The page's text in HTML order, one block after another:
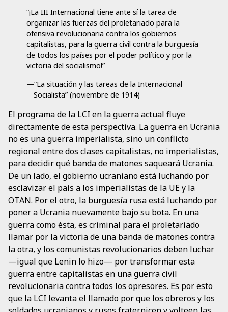
“¡La III Internacional tiene ante sí la tarea de
organizar las fuerzas del proletariado para la
ofensiva revolucionaria contra los gobiernos
capitalistas, para la guerra civil contra la burguesía
de todos los países por el poder político y por la
victoria del socialismo!”
—“La situación y las tareas de la Internacional
Socialista” (noviembre de 1914)
El programa de la LCI en la guerra actual fluye
directamente de esta perspectiva. La guerra en Ucrania
no es una guerra imperialista, sino un conflicto
regional entre dos clases capitalistas, no imperialistas,
para decidir qué banda de matones saqueará Ucrania.
De un lado, el gobierno ucraniano está luchando por
esclavizar el país a los imperialistas de la UE y la
OTAN. Por el otro, la burguesía rusa está luchando por
poner a Ucrania nuevamente bajo su bota. En una
guerra como ésta, es criminal para el proletariado
llamar por la victoria de una banda de matones contra
la otra, y los comunistas revolucionarios deben luchar
—igual que Lenin lo hizo— por transformar esta
guerra entre capitalistas en una guerra civil
revolucionaria contra todos los opresores. Es por esto
que la LCI levanta el llamado por que los obreros y los